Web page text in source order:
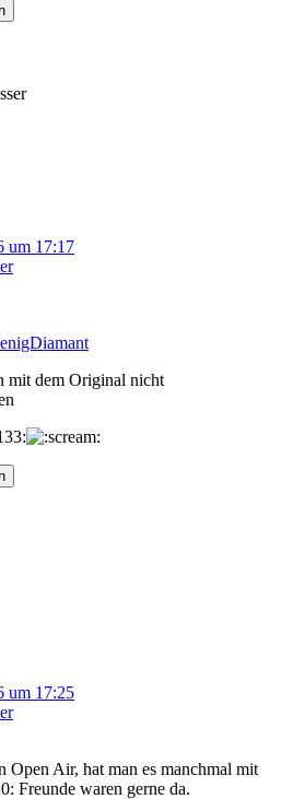
um 17:17
mit dem Original nicht
um 17:25
Open Air, hat man es manchmal mit
Freunde waren gerne da.